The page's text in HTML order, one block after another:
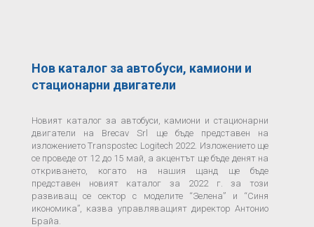
Нов каталог за автобуси, камиони и
стационарни двигатели
Новият каталог за автобуси, камиони и стационарни
двигатели на Brecav Srl ще бъде представен на
изложението Transpostec Logitech 2022. Изложението ще
се проведе от 12 до 15 май, а акцентът ще бъде денят на
откриването, когато на нашия щанд ще бъде
представен новият каталог за 2022 г. за този
развиващ се сектор с моделите “Зелена” и “Синя
икономика”, казва управляващият директор Антонио
Брайа.